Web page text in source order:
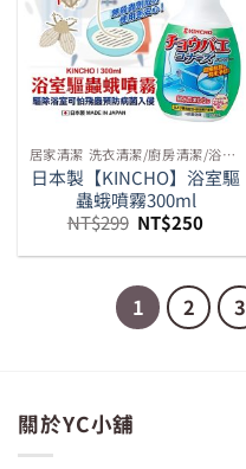
居家清潔 洗衣清潔/廚房清潔/浴室清潔/馬桶清潔等周邊
日本製【KINCHO】浴室驅
蟲蛾噴霧300ml
NT$299 原
始
價
NT$299。
NT$250目
價
1 2 3
關於YC小舖